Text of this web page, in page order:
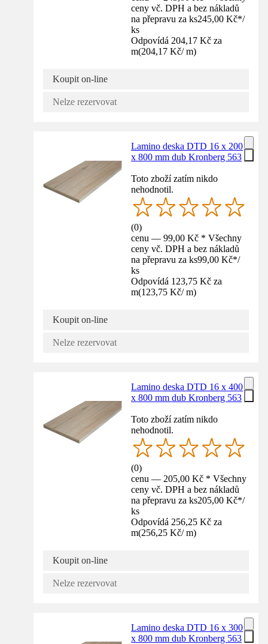
ceny vč. DPH a bez nákladů
na přepravu za ks245,00 Kč*/
ks
Odpovídá 204,17 Kč za
m(204,17 Kč/ m)
Koupit on-line
Nelze rezervovat
Lamino deska DTD 16 x 200
x 800 mm dub Kronberg 563
Toto zboží zatím nikdo
nehodnotil.
(0)
cenu — 99,00 Kč * Všechny
ceny vč. DPH a bez nákladů
na přepravu za ks99,00 Kč*/
ks
Odpovídá 123,75 Kč za
m(123,75 Kč/ m)
Koupit on-line
Nelze rezervovat
Lamino deska DTD 16 x 400
x 800 mm dub Kronberg 563
Toto zboží zatím nikdo
nehodnotil.
(0)
cenu — 205,00 Kč * Všechny
ceny vč. DPH a bez nákladů
na přepravu za ks205,00 Kč*/
ks
Odpovídá 256,25 Kč za
m(256,25 Kč/ m)
Koupit on-line
Nelze rezervovat
Lamino deska DTD 16 x 300
x 800 mm dub Kronberg 563